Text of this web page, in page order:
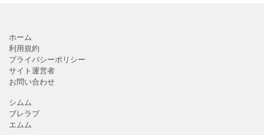
ホーム
利用規約
プライバシーポリシー
サイト運営者
お問い合わせ
シムム
ブレラブ
エムム